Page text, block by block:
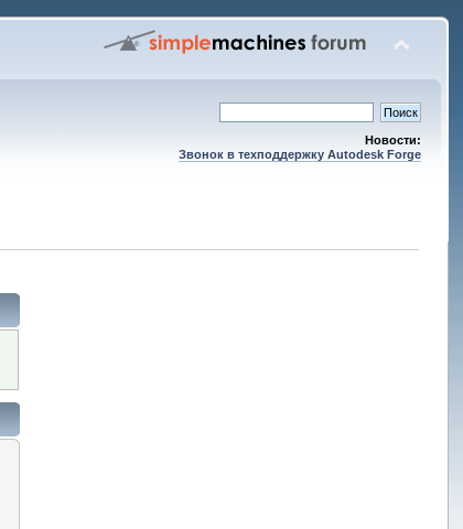
Новости:
Звонок в техподдержку Autodesk Forge